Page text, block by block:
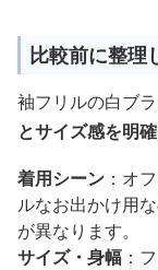
比較前に整理
袖フリルの白ブ
とサイズ感を明
着用シーン ：オ
ルなお出かけ用
が異なります。
サイズ・身幅 ：